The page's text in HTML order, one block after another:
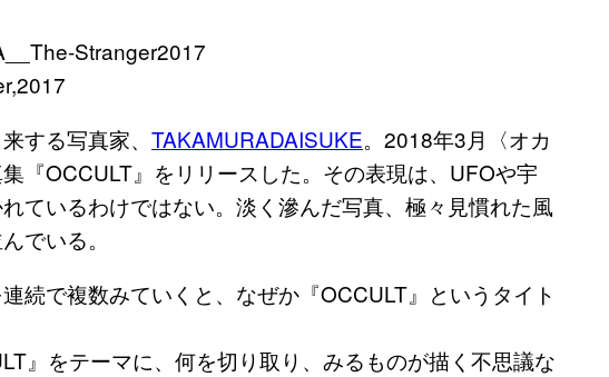
する写真家、 TAKAMURADAISUKE。2018年3月〈オカ
『OCCULT』をリリースした。その表現は、UFOや宇
ているわけではない。淡く滲んだ写真、極々見慣れた風
でいる。
続で複数みていくと、なぜか『OCCULT』というタイト
』をテーマに、何を切り取り、みるものが描く不思議な